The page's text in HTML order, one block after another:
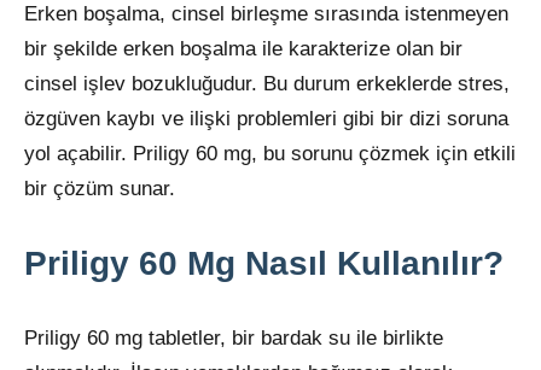
Erken boşalma, cinsel birleşme sırasında istenmeyen
bir şekilde erken boşalma ile karakterize olan bir
cinsel işlev bozukluğudur. Bu durum erkeklerde stres,
özgüven kaybı ve ilişki problemleri gibi bir dizi soruna
yol açabilir. Priligy 60 mg, bu sorunu çözmek için etkili
bir çözüm sunar.
Priligy 60 Mg Nasıl Kullanılır?
Priligy 60 mg tabletler, bir bardak su ile birlikte